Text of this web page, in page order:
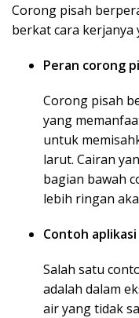
Corong pisah
berkat cara kerjanya
Peran corong
Corong pisah
yang
untuk
larut. Cairan
bagian bawah
lebih ringan
Contoh aplikasi
Salah satu
adalah dalam
air yang tidak